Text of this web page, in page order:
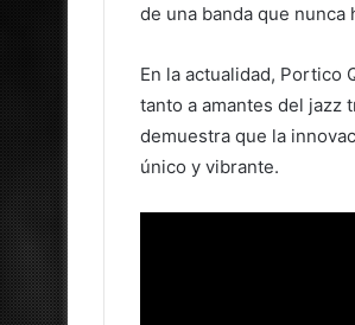
de una banda que
En la actualidad, Portico
tanto a amantes del jazz
demuestra que la
único y vibrante.